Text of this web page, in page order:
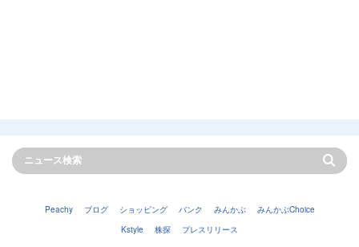
Peachy ブログ ショッピング バンク みんかぶ
みんかぶChoice
Kstyle
株探 プレスリリース